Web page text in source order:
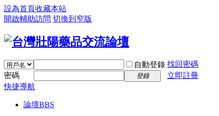
設為首頁收藏本站
開啟輔助訪問 切換到窄版
自動登錄 找回密碼
密碼
登錄
立即註冊
快捷導航
論壇BBS